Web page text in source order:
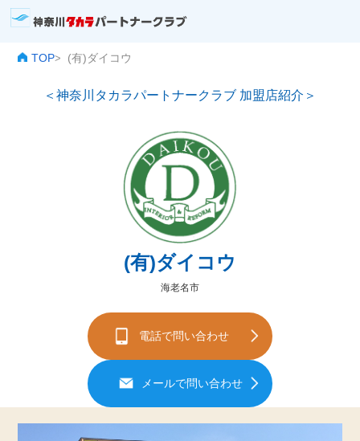
TOP> (有)ダイコウ
＜神奈川タカラパートナークラブ 加盟店紹介＞
(有)ダイコウ
海老名市
電話で問い合わせ
メールで問い合わせ